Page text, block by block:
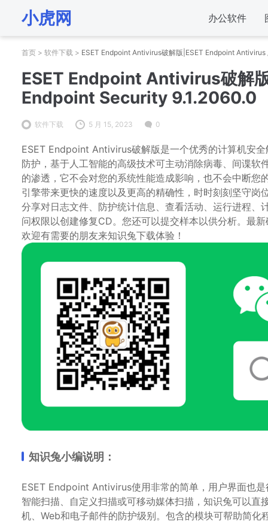
小虎网 办公软件
首页 > 软件下载 > ESET Endpoint Antivirus破解版|ESET Endpoint
ESET Endpoint Antivirus破解
Endpoint Security 9.1.2060.0
软件下载 5 月 15, 2023 0
ESET Endpoint Antivirus破解版是一个优秀的计算机安
防护，基于人工智能的高级技术可主动消除病毒、间谍
的渗透，它不会对您的系统性能造成影响，也不会中断
引擎带来更快的速度以及更高的精确性，时时刻刻坚守
分享对日志文件、防护统计信息、查看活动、运行进程
问权限以创建修复CD。您还可以提交样本以供分析。最
欢迎有需要的朋友来知识兔下载体验！
知识兔小编说明：
ESET Endpoint Antivirus使用非常的简单，用户界面也
智能扫描、自定义扫描或可移动媒体扫描，知识兔可以
机、Web和电子邮件的防护级别。包含的模块可帮助简化